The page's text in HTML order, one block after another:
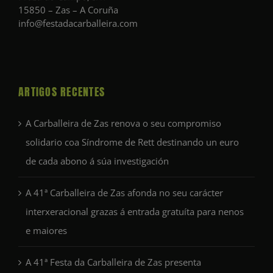
15850 – Zas – A Coruña
info@festadacarballeira.com
ARTIGOS RECENTES
A Carballeira de Zas renova o seu compromiso
solidario coa Síndrome de Rett destinando un euro
de cada abono á súa investigación
A 41ª Carballeira de Zas afonda no seu carácter
interxeracional grazas á entrada gratuíta para nenos
e maiores
A 41ª Festa da Carballeira de Zas presenta